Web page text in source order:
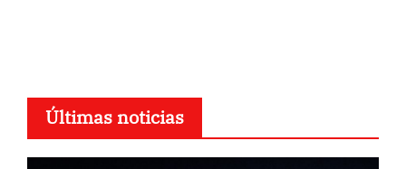
Últimas noticias